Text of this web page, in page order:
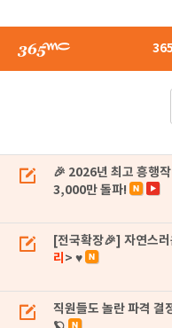
🎉 2026년 최고 흥행
3,000만 돌파!
[전국확장🎉] 자연스
리 > ♥
직원들도 놀란 파격 결